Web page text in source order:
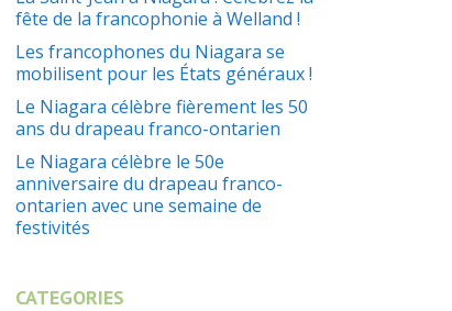
fête de la francophonie à Welland !
Les francophones du Niagara se
mobilisent pour les États généraux !
Le Niagara célèbre fièrement les 50
ans du drapeau franco-ontarien
Le Niagara célèbre le 50e
anniversaire du drapeau franco-
ontarien avec une semaine de
festivités
CATEGORIES